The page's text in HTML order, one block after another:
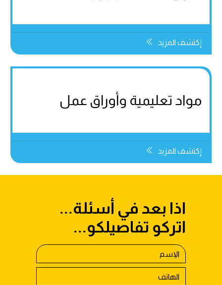
إكتشف المزيد
مواد تعليمية وأوراق عمل
إكتشف المزيد
اذا بعد في أسئلة...
اتركو تفاصيلكو...